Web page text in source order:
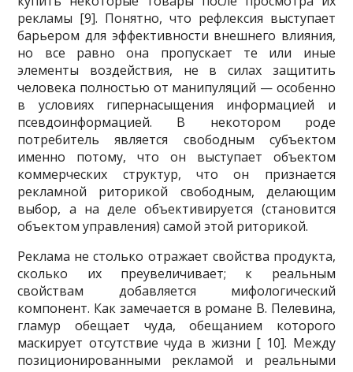
рекламы [9]. Понятно, что рефлексия выступает
барьером для эффек­тивности внешнего влияния,
но все равно она пропускает те или иные
элементы воздействия, не в силах защитить
человека полностью от манипуляций — осо­бенно
в условиях гипернасыщения информацией и
псевдоинформацией. В не­котором роде
потребитель является свободным субъектом
именно потому, что он выступает объектом
коммерческих структур, что он признается
рекламной риторикой свободным, делающим
выбор, а на деле объективируется (становит­ся
объектом управления) самой этой риторикой.
Реклама не столько отражает свойства продукта,
сколько их преувеличива­ет; к реальным
свойствам добавляется мифологический
компонент. Как замеча­ется в романе В. Пелевина,
гламур обещает чуда, обещанием которого
маскиру­ет отсутствие чуда в жизни [ 10]. Между
позиционированными рекламой и ре­альными